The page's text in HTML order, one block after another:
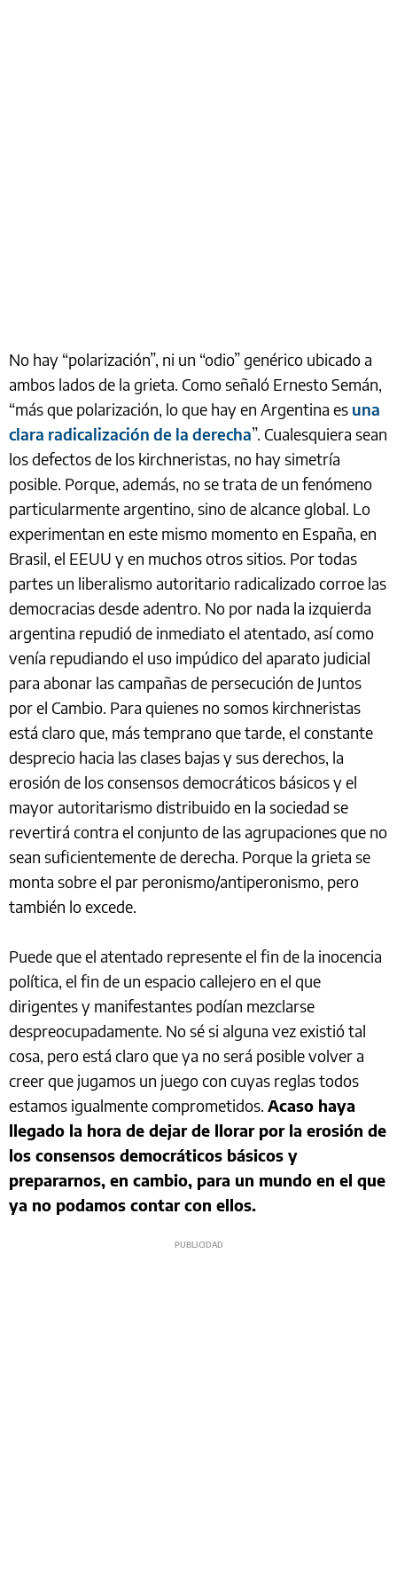
No hay “polarización”, ni un “odio” genérico ubicado a
ambos lados de la grieta. Como señaló Ernesto Semán,
“más que polarización, lo que hay en Argentina es una
clara radicalización de la derecha”. Cualesquiera sean
los defectos de los kirchneristas, no hay simetría
posible. Porque, además, no se trata de un fenómeno
particularmente argentino, sino de alcance global. Lo
experimentan en este mismo momento en España, en
Brasil, el EEUU y en muchos otros sitios. Por todas
partes un liberalismo autoritario radicalizado corroe las
democracias desde adentro. No por nada la izquierda
argentina repudió de inmediato el atentado, así como
venía repudiando el uso impúdico del aparato judicial
para abonar las campañas de persecución de Juntos
por el Cambio. Para quienes no somos kirchneristas
está claro que, más temprano que tarde, el constante
desprecio hacia las clases bajas y sus derechos, la
erosión de los consensos democráticos básicos y el
mayor autoritarismo distribuido en la sociedad se
revertirá contra el conjunto de las agrupaciones que no
sean suficientemente de derecha. Porque la grieta se
monta sobre el par peronismo/antiperonismo, pero
también lo excede.
Puede que el atentado represente el fin de la inocencia
política, el fin de un espacio callejero en el que
dirigentes y manifestantes podían mezclarse
despreocupadamente. No sé si alguna vez existió tal
cosa, pero está claro que ya no será posible volver a
creer que jugamos un juego con cuyas reglas todos
estamos igualmente comprometidos. Acaso haya
llegado la hora de dejar de llorar por la erosión de
los consensos democráticos básicos y
prepararnos, en cambio, para un mundo en el que
ya no podamos contar con ellos.